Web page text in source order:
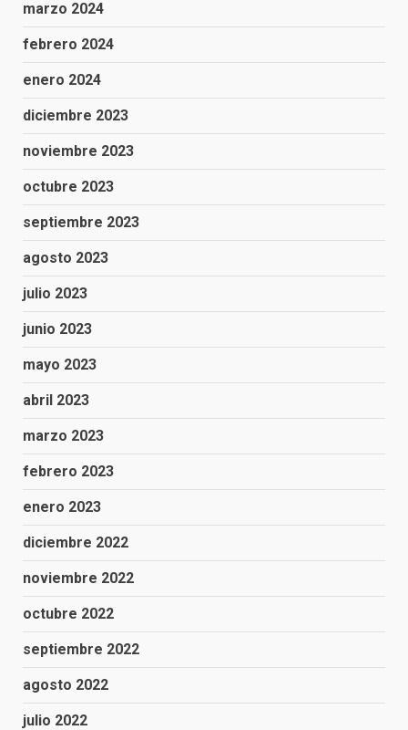
marzo 2024
febrero 2024
enero 2024
diciembre 2023
noviembre 2023
octubre 2023
septiembre 2023
agosto 2023
julio 2023
junio 2023
mayo 2023
abril 2023
marzo 2023
febrero 2023
enero 2023
diciembre 2022
noviembre 2022
octubre 2022
septiembre 2022
agosto 2022
julio 2022